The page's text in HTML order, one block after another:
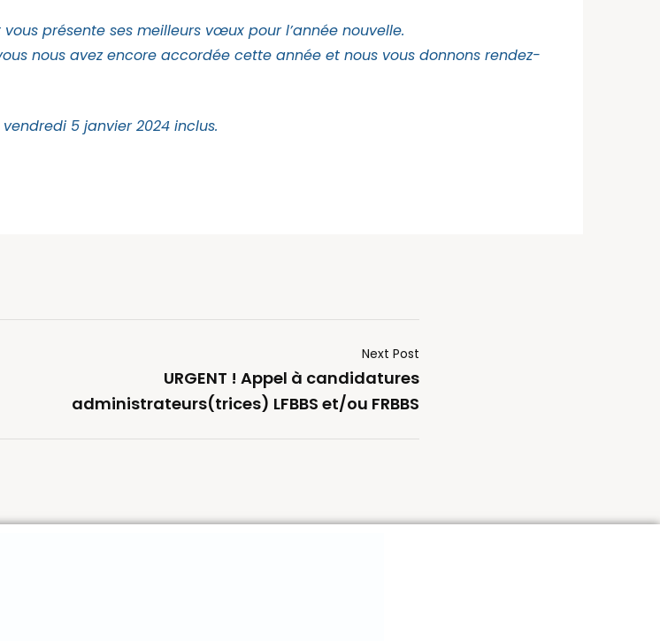
présente ses meilleurs vœux pour l’année nouvelle.
nous avez encore accordée cette année et nous vous donnons rendez-
5 janvier 2024 inclus.
Next Post
URGENT ! Appel à candidatures
administrateurs(trices) LFBBS et/ou FRBBS